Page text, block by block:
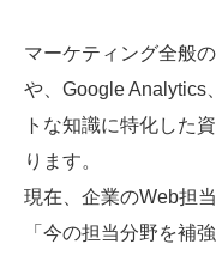
マーケティング全般
や、Google Analytics
トな知識に特化した
ります。
現在、企業のWeb担
「今の担当分野を補